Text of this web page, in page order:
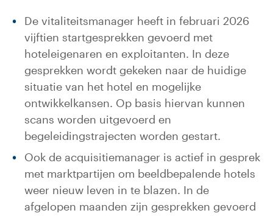
De vitaliteitsmanager heeft in februari 2026
vijftien startgesprekken gevoerd met
hoteleigenaren en exploitanten. In deze
gesprekken wordt gekeken naar de huidige
situatie van het hotel en mogelijke
ontwikkelkansen. Op basis hiervan kunnen
scans worden uitgevoerd en
begeleidingstrajecten worden gestart.
Ook de acquisitiemanager is actief in gesprek
met marktpartijen om beeldbepalende hotels
weer nieuw leven in te blazen. In de
afgelopen maanden zijn gesprekken gevoerd